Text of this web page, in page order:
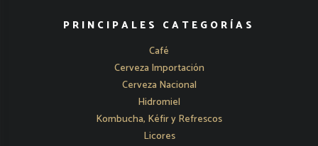
PRINCIPALES CATEGORÍAS
Café
Cerveza Importación
Cerveza Nacional
Hidromiel
Kombucha, Kéfir y Refrescos
Licores